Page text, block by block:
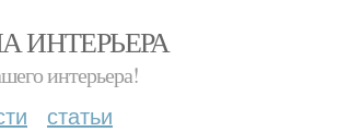
ИНТЕРЬЕРА
интерьера!
статьи